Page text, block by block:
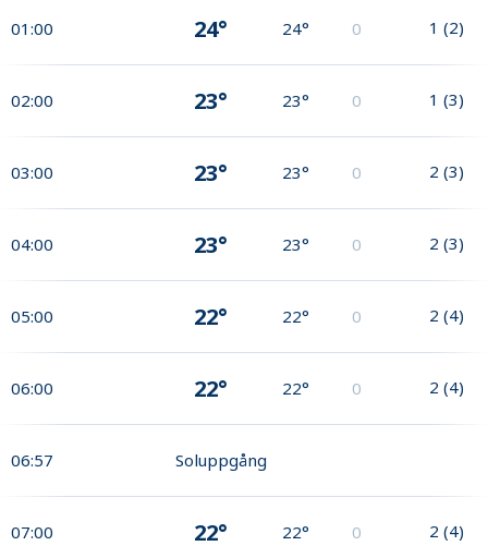
01:00 24° 24° 0 1 (2)
02:00 23° 23° 0 1 (3)
03:00 23° 23° 0 2 (3)
04:00 23° 23° 0 2 (3)
05:00 22° 22° 0 2 (4)
06:00 22° 22° 0 2 (4)
06:57 Soluppgång
07:00 22° 22° 0 2 (4)